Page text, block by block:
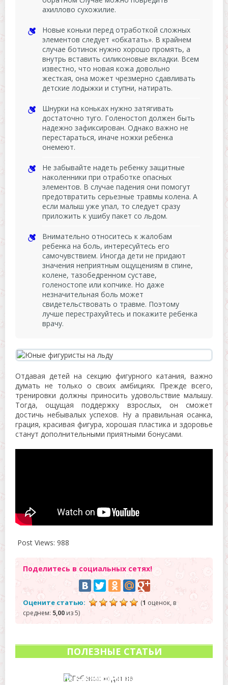
ахиллово сухожилие.
Новые коньки перед отработкой сложных
элементов следует «обкатать». В крайнем
случае ботинок нужно хорошо промять, а
внутрь вставить силиконовые вкладки. Всем
известно, что новая кожа довольно
жесткая, она может чрезмерно сдавливать
детские лодыжки и ступни, натирать.
Шнурки на коньках нужно затягивать
достаточно туго. Голеностоп должен быть
надежно зафиксирован. Однако важно не
перестараться, иначе ножки ребенка
онемеют.
Не забывайте надеть ребенку защитные
наколенники при отработке опасных
элементов. В случае падения они помогут
предотвратить серьезные травмы колена. А
если малыш уже упал, то следует сразу
приложить к ушибу пакет со льдом.
Внимательно относитесь к жалобам
ребенка на боль, интересуйтесь его
самочувствием. Иногда дети не придают
значения неприятным ощущениям в спине,
колене, тазобедренном суставе,
голеностопе или копчике. Но даже
незначительная боль может
свидетельствовать о травме. Поэтому
лучше перестрахуйтесь и покажите ребенка
врачу.
Отдавая детей на секцию фигурного катания, важно
думать не только о своих амбициях. Прежде всего,
тренировки должны приносить удовольствие малышу.
Тогда, ощущая поддержку взрослых, он сможет
достичь небывалых успехов. Ну а правильная осанка,
грация, красивая фигура, хорошая пластика и здоровье
станут дополнительными приятными бонусами.
Post Views: 988
Поделитесь в социальных сетях!
Оцените статью: (1 оценок, в
среднем: 5,00из 5)
ПОЛЕЗНЫЕ СТАТЬИ
По каким причинам